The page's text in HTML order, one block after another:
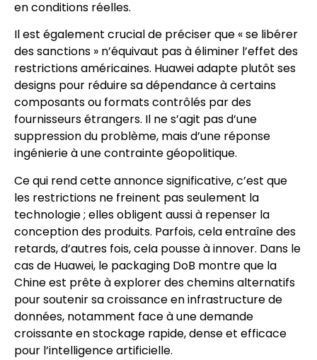
en conditions réelles.
Il est également crucial de préciser que « se libérer
des sanctions » n’équivaut pas à éliminer l’effet des
restrictions américaines. Huawei adapte plutôt ses
designs pour réduire sa dépendance à certains
composants ou formats contrôlés par des
fournisseurs étrangers. Il ne s’agit pas d’une
suppression du problème, mais d’une réponse
ingénierie à une contrainte géopolitique.
Ce qui rend cette annonce significative, c’est que
les restrictions ne freinent pas seulement la
technologie ; elles obligent aussi à repenser la
conception des produits. Parfois, cela entraîne des
retards, d’autres fois, cela pousse à innover. Dans le
cas de Huawei, le packaging DoB montre que la
Chine est prête à explorer des chemins alternatifs
pour soutenir sa croissance en infrastructure de
données, notamment face à une demande
croissante en stockage rapide, dense et efficace
pour l’intelligence artificielle.